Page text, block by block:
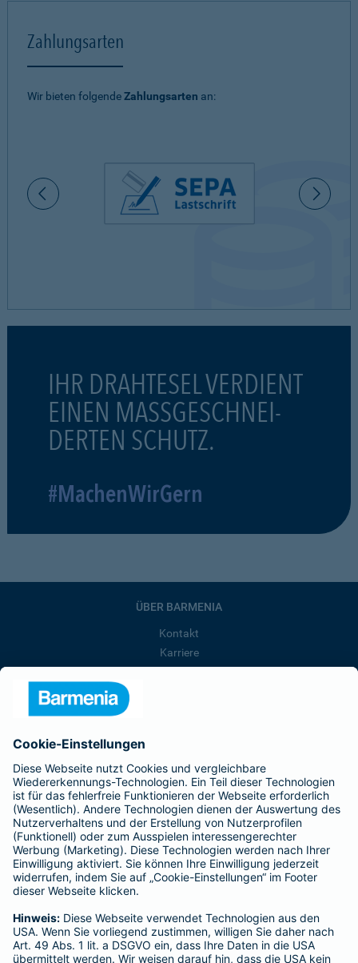
Zahlungsarten
Wir bieten folgendeZahlungsarten an:
IHR DRAHTESEL VERDIENT
EINEN MASSGESCHNEI-
DERTEN SCHUTZ.
#MachenWirGern
ÜBER BARMENIA
Kontakt
Karriere
Barmenia ist Teil der BarmeniaGothaer
BELIEBTE SEITEN
Kranken-Zusatzversicherung
Tierversicherungen
Haftpflichtversicherung
Hausratversicherung
Adresse ändern
Schaden melden